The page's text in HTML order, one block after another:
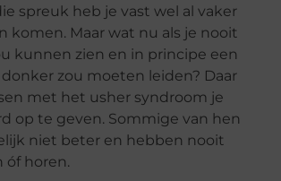
spreuk heb je vast wel al vaker
komen. Maar wat nu als je nooit
kunnen zien en in principe een
zou moeten leiden? Daar
met het usher syndroom je
op te geven. Sommige van hen
niet beter en hebben nooit
óf horen.